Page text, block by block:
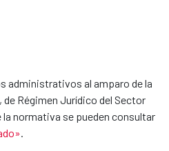
administrativos al amparo de la
de Régimen Jurídico del Sector
normativa se pueden consultar
.